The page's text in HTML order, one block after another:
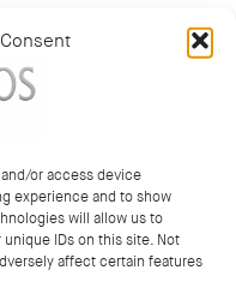
or access device
experience and to show
will allow us to
IDs on this site. Not
affect certain features